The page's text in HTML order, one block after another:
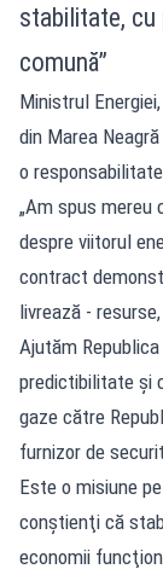
stabilitate, cu
comună”
Ministrul
din Marea
o
„Am spus mereu
despre viitorul
contract
livrează -
Ajutăm
predictibilitate şi
gaze către
furnizor de
Este o misiune
conştienţi că
economii